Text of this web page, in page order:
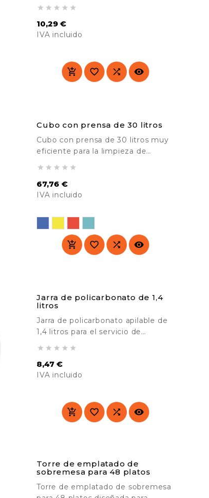
    
10,29 €
IVA incluido
   
Cubo con prensa de 30 litros
Cubo con prensa de 30 litros muy
eficiente para la limpieza de
fregado de hasta 350 gramos.
Ideal para empresas de limpieza,
    
67,76 €
IVA incluido
   
Jarra de policarbonato de 1,4
litros
Jarra de policarbonato apilable de
1,4 litros para el servicio de
colegios, etc.
    
8,47 €
IVA incluido
   
Torre de emplatado de
sobremesa para 48 platos
Torre de emplatado de sobremesa